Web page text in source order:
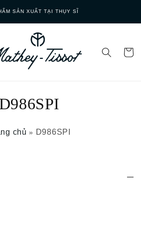
SẢN XUẤT TẠI THỤY SĨ
D986SPI
chủ » D986SPI